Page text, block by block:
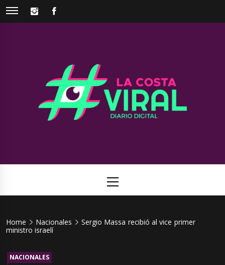
Skip
INSTAGRAM
Viral
Menu
Home Nacionales
Sergio Massa recibió al vice primer
ministro israelí
NACIONALES